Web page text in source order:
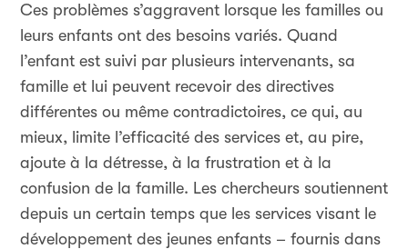
Ces problèmes s’aggravent lorsque les familles ou
leurs enfants ont des besoins variés. Quand
l’enfant est suivi par plusieurs intervenants, sa
famille et lui peuvent recevoir des directives
différentes ou même contradictoires, ce qui, au
mieux, limite l’efficacité des services et, au pire,
ajoute à la détresse, à la frustration et à la
confusion de la famille. Les chercheurs soutiennent
depuis un certain temps que les services visant le
développement des jeunes enfants – fournis dans